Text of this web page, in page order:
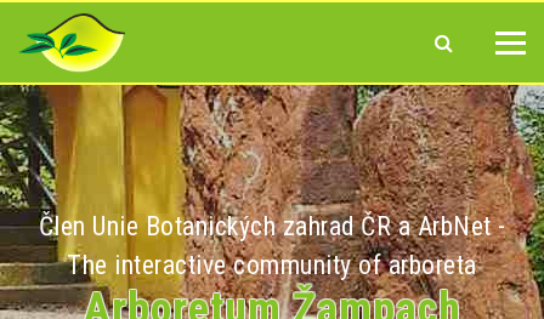
Člen Unie Botanických zahrad ČR a ArbNet -
The interactive community of arboreta